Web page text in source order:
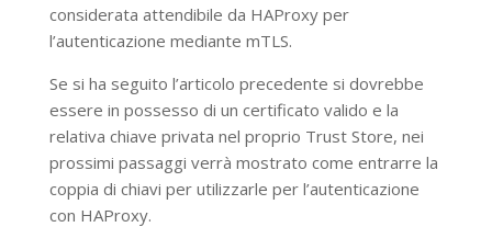
considerata attendibile da HAProxy per
l’autenticazione mediante mTLS.
Se si ha seguito l’articolo precedente si dovrebbe
essere in possesso di un certificato valido e la
relativa chiave privata nel proprio Trust Store, nei
prossimi passaggi verrà mostrato come entrarre la
coppia di chiavi per utilizzarle per l’autenticazione
con HAProxy.